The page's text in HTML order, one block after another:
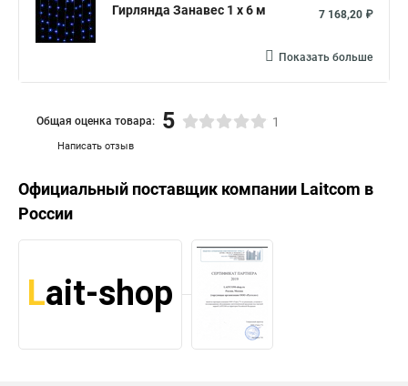
Гирлянда Занавес 1 x 6 м
7 168,20 ₽
Показать больше
Написать отзыв
Общая оценка товара: 5 1
Официальный поставщик компании Laitcom в
России